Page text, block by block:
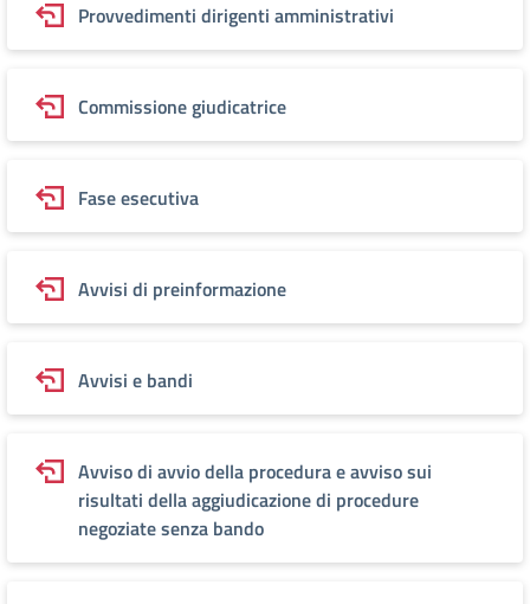
Provvedimenti dirigenti amministrativi
Commissione giudicatrice
Fase esecutiva
Avvisi di preinformazione
Avvisi e bandi
Avviso di avvio della procedura e avviso sui
risultati della aggiudicazione di procedure
negoziate senza bando